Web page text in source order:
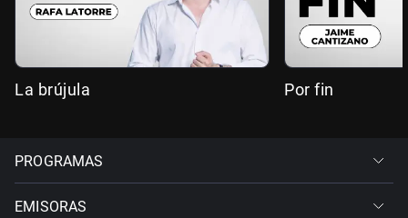
La brújula Por fin
PROGRAMAS
EMISORAS